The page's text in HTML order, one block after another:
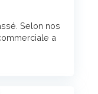
Selon nos
a